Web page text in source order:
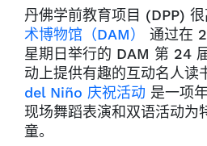
丹佛学前教育项目 (DPP)
术博物馆（DAM）
通过在
星期日举行的 DAM 第 24
动上提供有趣的互动名人读
del Niño 庆祝活动 是一项
现场舞蹈表演和双语活动为
童。